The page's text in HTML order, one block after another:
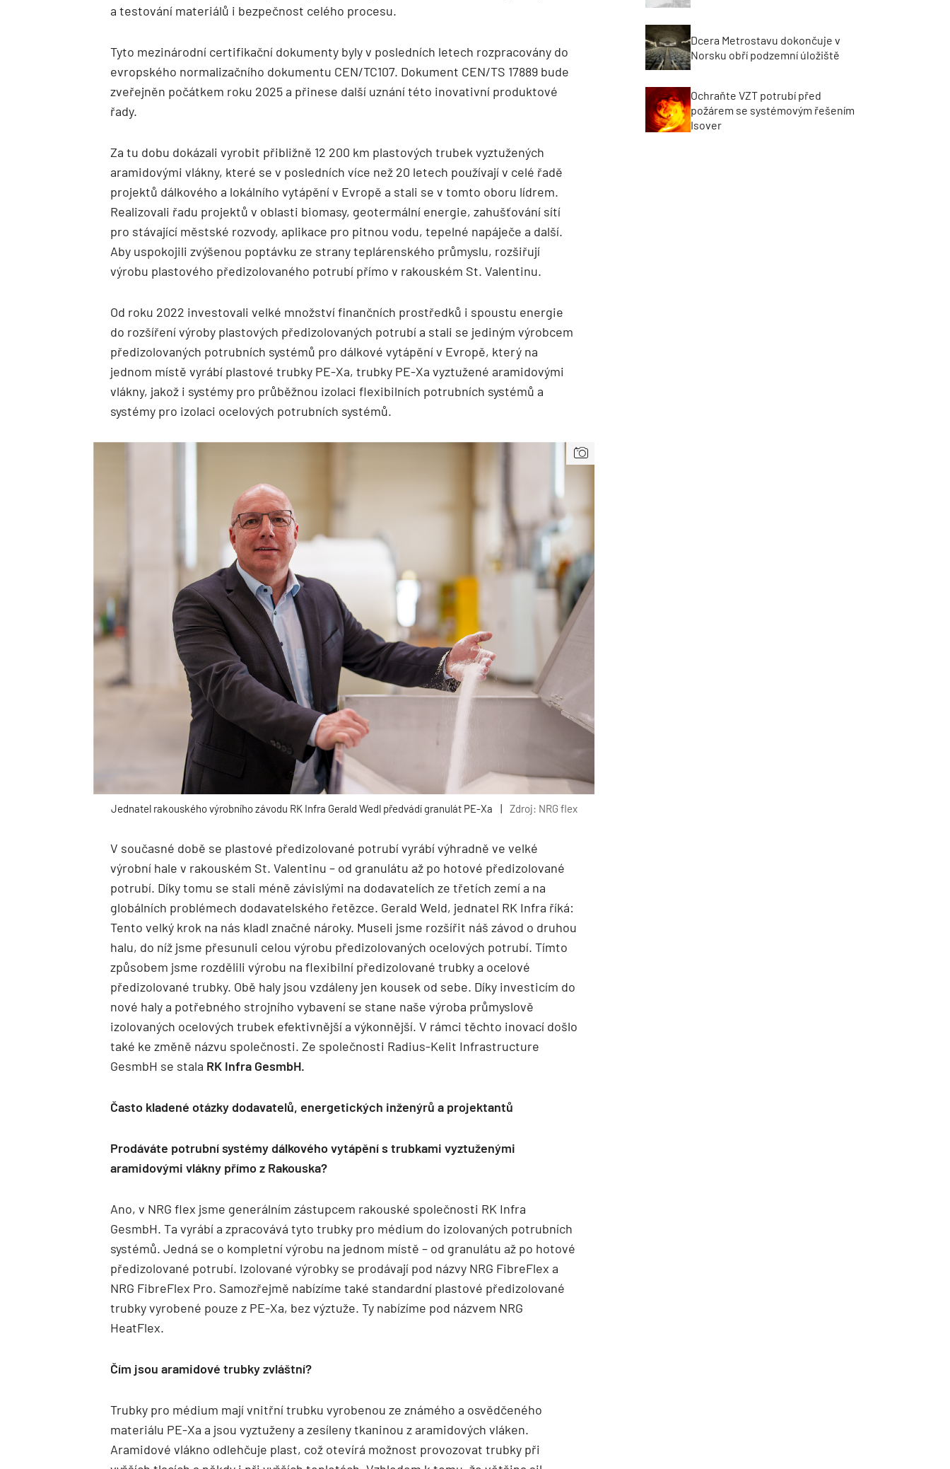
a testování materiálů i bezpečnost celého procesu.
Tyto mezinárodní certifikační dokumenty byly v posledních letech rozpracovány do
evropského normalizačního dokumentu CEN/TC107. Dokument CEN/TS 17889 bude
zveřejněn počátkem roku 2025 a přinese další uznání této inovativní produktové
řady.
Za tu dobu dokázali vyrobit přibližně 12 200 km plastových trubek vyztužených
aramidovými vlákny, které se v posledních více než 20 letech používají v celé řadě
projektů dálkového a lokálního vytápění v Evropě a stali se v tomto oboru lídrem.
Realizovali řadu projektů v oblasti biomasy, geotermální energie, zahušťování sítí
pro stávající městské rozvody, aplikace pro pitnou vodu, tepelné napáječe a další.
Aby uspokojili zvýšenou poptávku ze strany teplárenského průmyslu, rozšiřují
výrobu plastového předizolovaného potrubí přímo v rakouském St. Valentinu.
Od roku 2022 investovali velké množství finančních prostředků i spoustu energie
do rozšíření výroby plastových předizolovaných potrubí a stali se jediným výrobcem
předizolovaných potrubních systémů pro dálkové vytápění v Evropě, který na
jednom místě vyrábí plastové trubky PE-Xa, trubky PE-Xa vyztužené aramidovými
vlákny, jakož i systémy pro průběžnou izolaci flexibilních potrubních systémů a
systémy pro izolaci ocelových potrubních systémů.
Jednatel rakouského výrobního závodu RK Infra Gerald Wedl předvádí granulát PE-Xa | Zdroj: NRG flex
V současné době se plastové předizolované potrubí vyrábí výhradně ve velké
výrobní hale v rakouském St. Valentinu – od granulátu až po hotové předizolované
potrubí. Díky tomu se stali méně závislými na dodavatelích ze třetích zemí a na
globálních problémech dodavatelského řetězce. Gerald Weld, jednatel RK Infra říká:
Tento velký krok na nás kladl značné nároky. Museli jsme rozšířit náš závod o druhou
halu, do níž jsme přesunuli celou výrobu předizolovaných ocelových potrubí. Tímto
způsobem jsme rozdělili výrobu na flexibilní předizolované trubky a ocelové
předizolované trubky. Obě haly jsou vzdáleny jen kousek od sebe. Díky investicím do
nové haly a potřebného strojního vybavení se stane naše výroba průmyslově
izolovaných ocelových trubek efektivnější a výkonnější. V rámci těchto inovací došlo
také ke změně názvu společnosti. Ze společnosti Radius-Kelit Infrastructure
GesmbH se stala RK Infra GesmbH.
Často kladené otázky dodavatelů, energetických inženýrů a projektantů
Prodáváte potrubní systémy dálkového vytápění s trubkami vyztuženými
aramidovými vlákny přímo z Rakouska?
Ano, v NRG flex jsme generálním zástupcem rakouské společnosti RK Infra
GesmbH. Ta vyrábí a zpracovává tyto trubky pro médium do izolovaných potrubních
systémů. Jedná se o kompletní výrobu na jednom místě – od granulátu až po hotové
předizolované potrubí. Izolované výrobky se prodávají pod názvy NRG FibreFlex a
NRG FibreFlex Pro. Samozřejmě nabízíme také standardní plastové předizolované
trubky vyrobené pouze z PE-Xa, bez výztuže. Ty nabízíme pod názvem NRG
HeatFlex.
Čím jsou aramidové trubky zvláštní?
Trubky pro médium mají vnitřní trubku vyrobenou ze známého a osvědčeného
materiálu PE-Xa a jsou vyztuženy a zesíleny tkaninou z aramidových vláken.
Aramidové vlákno odlehčuje plast, což otevírá možnost provozovat trubky při
Dcera Metrostavu dokončuje v
Norsku obří podzemní úložiště
Ochraňte VZT potrubí před
požárem se systémovým řešením
Isover